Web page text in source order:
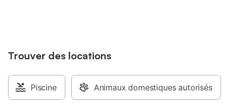
Trouver des locations
Piscine Animaux domestiques autorisés